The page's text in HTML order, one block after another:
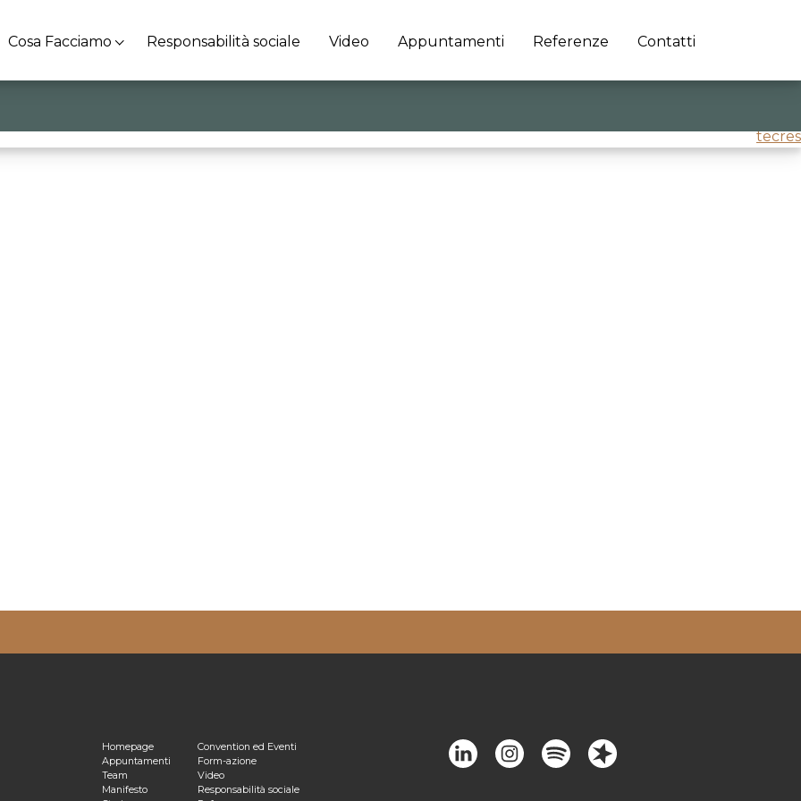
Cosa Facciamo Responsabilità sociale Video Appuntamenti Referenze Contatti
tecres
Privacy PolicyHomepage
Appuntamenti
Team
Manifesto
Convention ed Eventi
Form-azione
Video
Responsabilità sociale